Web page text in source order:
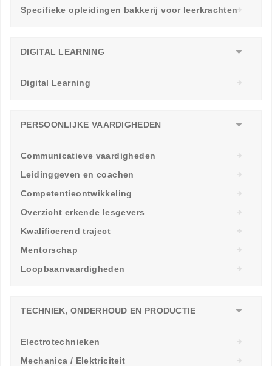
Specifieke opleidingen bakkerij voor leerkrachten
DIGITAL LEARNING
Digital Learning
PERSOONLIJKE VAARDIGHEDEN
Communicatieve vaardigheden
Leidinggeven en coachen
Competentieontwikkeling
Overzicht erkende lesgevers
Kwalificerend traject
Mentorschap
Loopbaanvaardigheden
TECHNIEK, ONDERHOUD EN PRODUCTIE
Electrotechnieken
Mechanica / Elektriciteit